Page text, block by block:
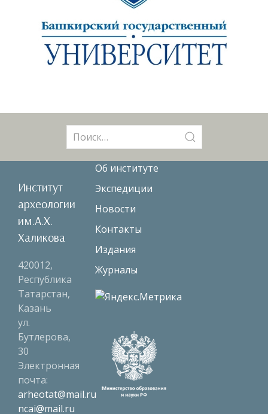
Институт
археологии
им.А.Х.
Халикова
420012,
Республика
Татарстан,
Казань
ул.
Бутлерова,
30
Электронная
почта:
arheotat@mail.ru
ncai@mail.ru
Об институте
Экспедиции
Новости
Контакты
Издания
Журналы